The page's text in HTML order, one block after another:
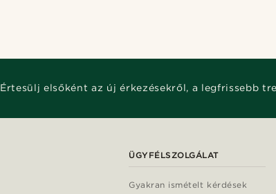
Értesülj elsőként az új érkezésekről, a legfrissebb
ÜGYFÉLSZOLGÁLAT
Gyakran ismételt kérdések